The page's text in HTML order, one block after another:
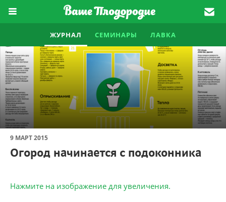
ЖУРНАЛ СЕМИНАРЫ ЛАВКА
9 МАРТ 2015
Огород начинается с подоконника
Нажмите на изображение для увеличения.